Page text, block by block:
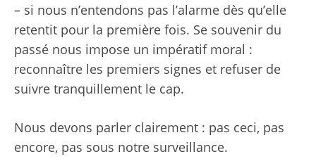
– si nous n’entendons pas l’alarme dès qu’elle
retentit pour la première fois. Se souvenir du
passé nous impose un impératif moral :
reconnaître les premiers signes et refuser de
suivre tranquillement le cap.
Nous devons parler clairement : pas ceci, pas
encore, pas sous notre surveillance.